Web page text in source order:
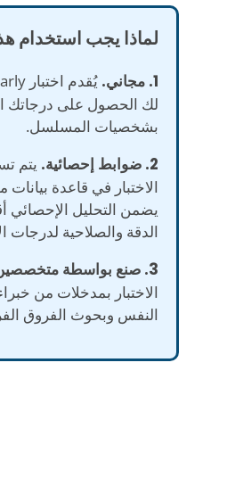
لماذا يجب استخدام
1. مجاني.
لك الحصول على درجاتك
بشخصيات المسلسل.
2. ضوابط إحصائية.
يتم
الاختبار في قاعدة بيانات
يضمن التحليل
الدقة والصلاحية لدرجات
3. صنع بواسطة متخصصين.
الاختبار بمدخلات من
النفس وبحوث الفروق